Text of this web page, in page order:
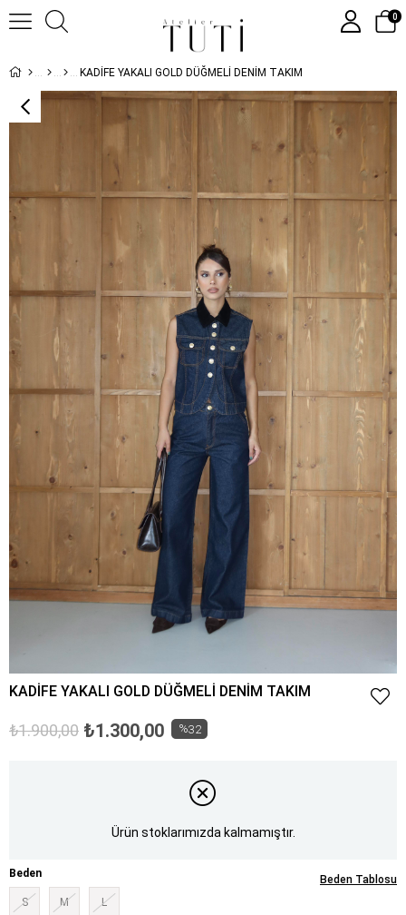
0
KADİFE YAKALI GOLD DÜĞMELİ DENİM TAKIM
KADİFE YAKALI GOLD DÜĞMELİ DENİM TAKIM
₺1.900,00 ₺1.300,00 %32
Ürün stoklarımızda kalmamıştır.
Beden
S M L
Beden Tablosu